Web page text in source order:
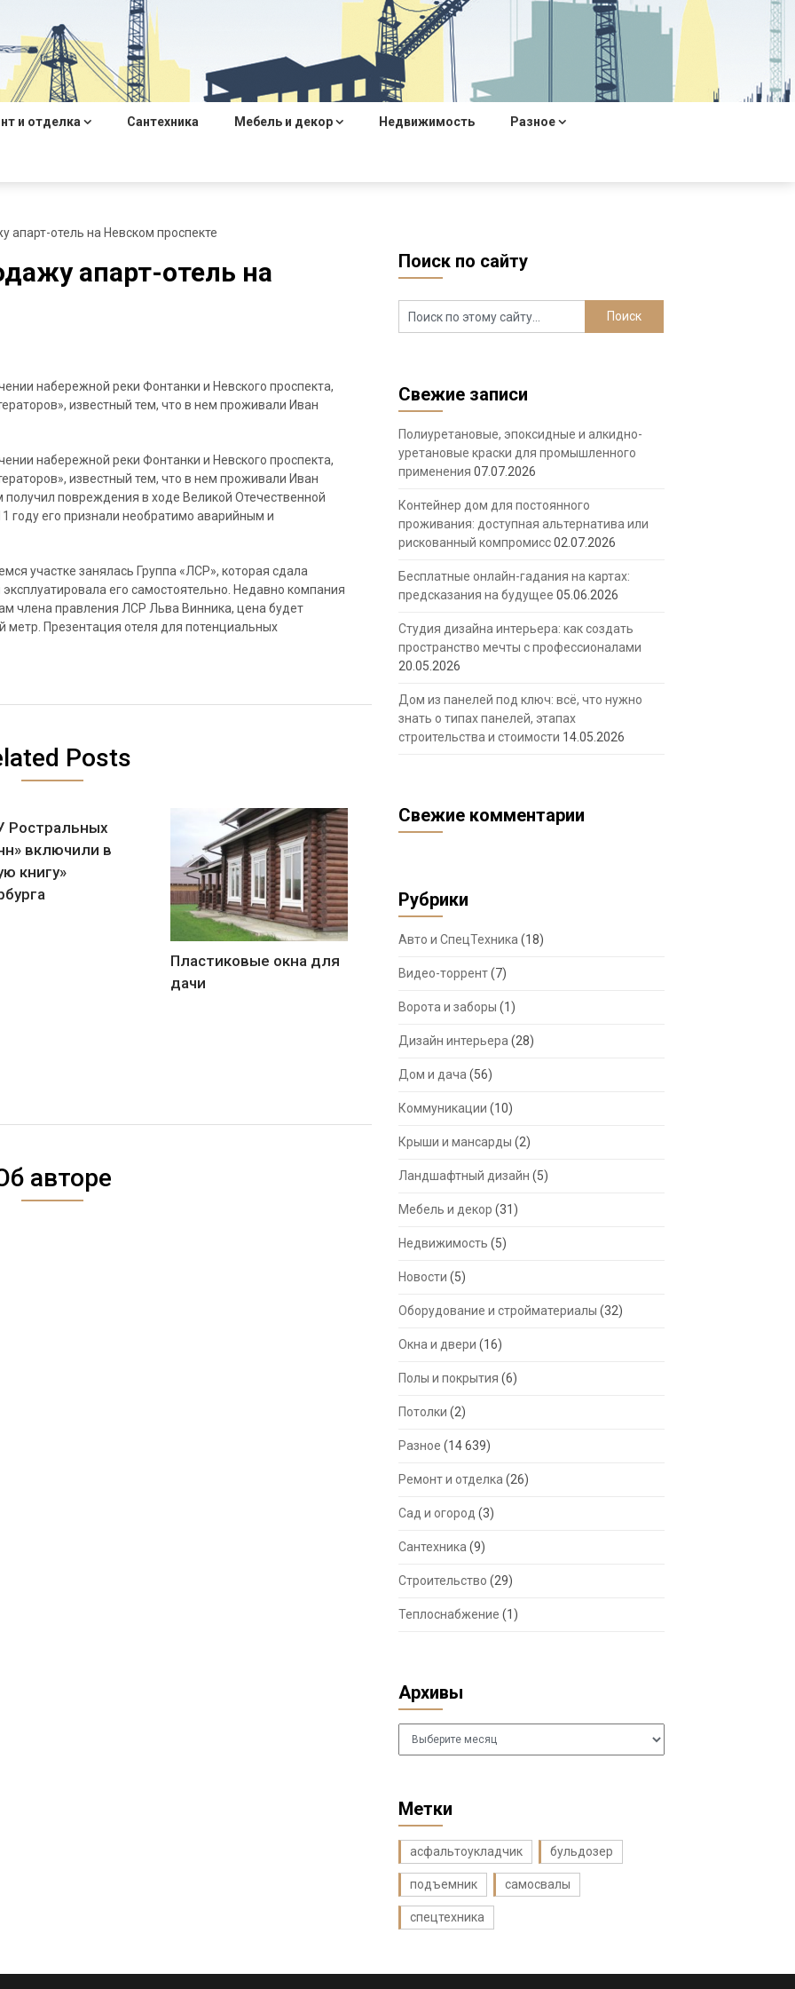
и отделка Сантехника Мебель и декор Недвижимость Разное
апарт-отель на Невском проспекте
апарт-отель на
набережной реки Фонтанки и Невского проспекта,
известный тем, что в нем проживали Иван
набережной реки Фонтанки и Невского проспекта,
известный тем, что в нем проживали Иван
повреждения в ходе Великой Отечественной
году его признали необратимо аварийным и
участке занялась Группа «ЛСР», которая сдала
его самостоятельно. Недавно компания
члена правления ЛСР Льва Винника, цена будет
метр. Презентация отеля для потенциальных
Posts
Ростральных
включили в
книгу»
Пластиковые окна для
дачи
авторе
Поиск по сайту
Свежие записи
Полиуретановые, эпоксидные и алкидно-
уретановые краски для промышленного
применения 07.07.2026
Контейнер дом для постоянного
проживания: доступная альтернатива или
рискованный компромисс02.07.2026
Бесплатные онлайн-гадания на картах:
предсказания на будущее 05.06.2026
Студия дизайна интерьера: как создать
пространство мечты с профессионалами
20.05.2026
Дом из панелей под ключ: всё, что нужно
знать о типах панелей, этапах
строительства и стоимости 14.05.2026
Свежие комментарии
Рубрики
Авто и СпецТехника (18)
Видео-торрент(7)
Ворота и заборы (1)
Дизайн интерьера (28)
Дом и дача (56)
Коммуникации (10)
Крыши и мансарды (2)
Ландшафтный дизайн (5)
Мебель и декор (31)
Недвижимость (5)
Новости (5)
Оборудование и стройматериалы (32)
Окна и двери (16)
Полы и покрытия (6)
Потолки (2)
Разное (14 639)
Ремонт и отделка (26)
Сад и огород (3)
Сантехника (9)
Строительство (29)
Теплоснабжение (1)
Архивы
Архивы
Метки
асфальтоукладчик бульдозер
подъемник самосвалы
спецтехника